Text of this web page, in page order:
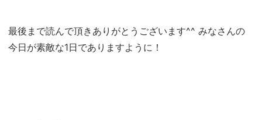
最後まで読んで頂きありがとうございます^^ みなさんの
今日が素敵な1日でありますように！